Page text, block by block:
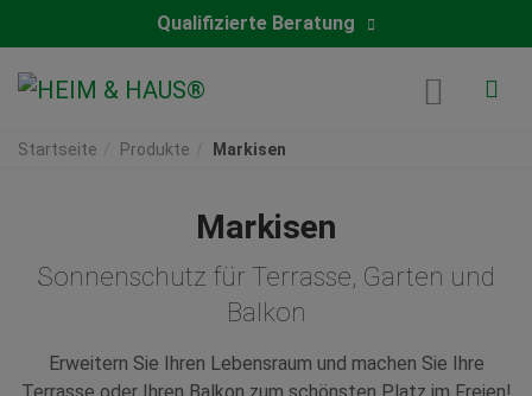
Qualifizierte Beratung
Startseite Produkte Markisen
Markisen
Sonnenschutz für Terrasse, Garten und
Balkon
Erweitern Sie Ihren Lebensraum und machen Sie Ihre